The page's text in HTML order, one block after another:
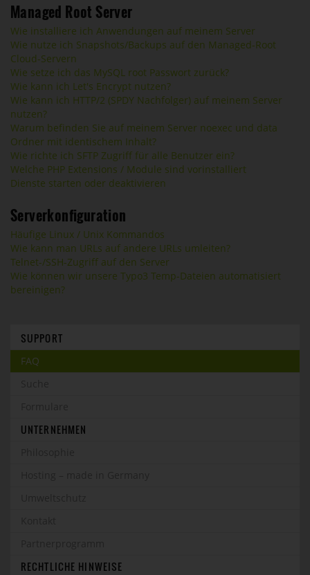
Managed Root Server
Wie installiere ich Anwendungen auf meinem Server
Wie nutze ich Snapshots/Backups auf den Managed-Root
Cloud-Servern
Wie setze ich das MySQL root Passwort zurück?
Wie kann ich Let's Encrypt nutzen?
Wie kann ich HTTP/2 (SPDY Nachfolger) auf meinem Server
nutzen?
Warum befinden Sie auf meinem Server noexec und data
Ordner mit identischem Inhalt?
Wie richte ich SFTP Zugriff für alle Benutzer ein?
Welche PHP Extensions / Module sind vorinstalliert
Dienste starten oder deaktivieren
Serverkonfiguration
Häufige Linux / Unix Kommandos
Wie kann man URLs auf andere URLs umleiten?
Telnet-/SSH-Zugriff auf den Server
Wie können wir unsere Typo3 Temp-Dateien automatisiert
bereinigen?
SUPPORT
FAQ
UNTERNEHMEN
RECHTLICHE HINWEISE